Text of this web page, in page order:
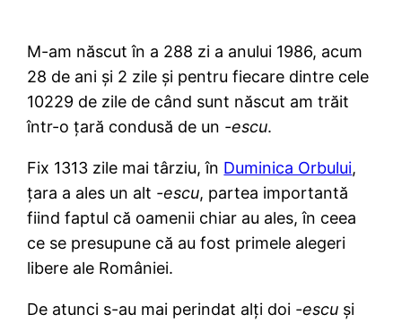
M-am născut în a 288 zi a anului 1986, acum
28 de ani și 2 zile și pentru fiecare dintre cele
10229 de zile de când sunt născut am trăit
într-o țară condusă de un -escu.
Fix 1313 zile mai târziu, în Duminica Orbului,
țara a ales un alt -escu, partea importantă
fiind faptul că oamenii chiar au ales, în ceea
ce se presupune că au fost primele alegeri
libere ale României.
De atunci s-au mai perindat alți doi -escu și